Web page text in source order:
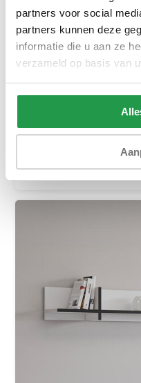
partners voor social
partners kunnen deze
informatie die u aan ze
verzameld op basis van
Wandplank Crotone -
Bekijken